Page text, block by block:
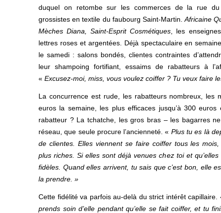
duquel on retombe sur les commerces de la rue du
grossistes en textile du faubourg Saint-Martin.Africaine
Mèches Diana, Saint-Esprit Cosmétiques , les
lettres roses et argentées. Déjà spectaculaire en
le samedi : salons bondés, clientes contraintes
leur shampoing fortifiant, essaims de rabatteurs à
« Excusez-moi, miss, vous voulez coiffer ? Tu veux faire
La concurrence est rude, les rabatteurs nombreux, les
euros la semaine, les plus efficaces jusqu’à 300
rabatteur ? La tchatche, les gros bras – les bagarres
réseau, que seule procure l’ancienneté. « Plus tu es là
de clientes. Elles viennent se faire coiffer tous les
plus riches. Si elles sont déjà venues chez toi et
fidèles. Quand elles arrivent, tu sais que c’est bon, elle
la prendre. »
Cette fidélité va parfois au-delà du strict intérêt
prends soin d’elle pendant qu’elle se fait coiffer, et tu